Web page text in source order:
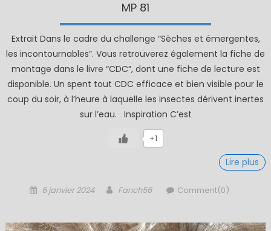
MP 81
Extrait Dans le cadre du challenge “Sèches et émergentes,
les incontournables”. Vous retrouverez également la fiche de
montage dans le livre “CDC”, dont une fiche de lecture est
disponible. Un spent tout CDC efficace et bien visible pour le
coup du soir, à l’heure à laquelle les insectes dérivent inertes
sur l’eau. Inspiration C’est
+1
Lire plus
Posted
6 janvier 2024 Author
Fanch56 Comment(0)